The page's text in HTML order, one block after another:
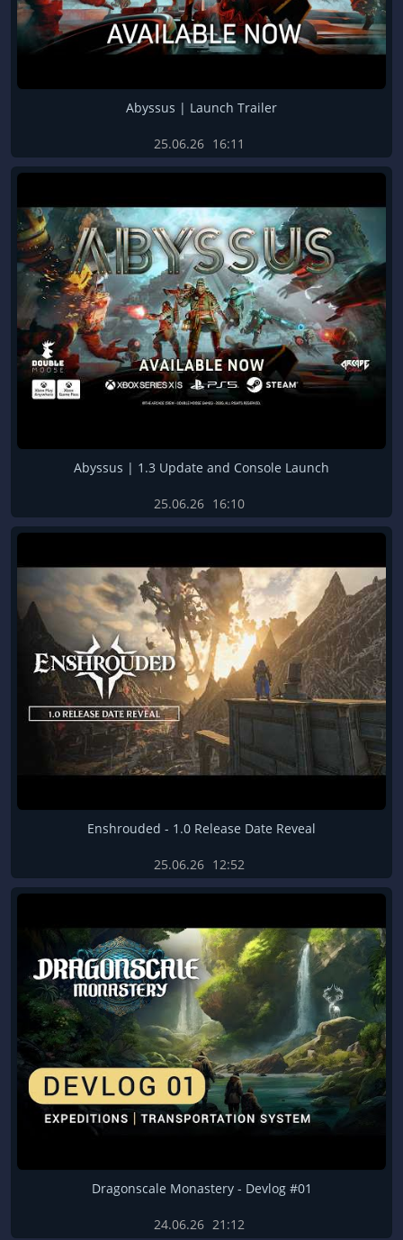
Abyssus | Launch Trailer
25.06.26 16:11
Abyssus | 1.3 Update and Console Launch
25.06.26 16:10
Enshrouded - 1.0 Release Date Reveal
25.06.26 12:52
Dragonscale Monastery - Devlog #01
24.06.26 21:12